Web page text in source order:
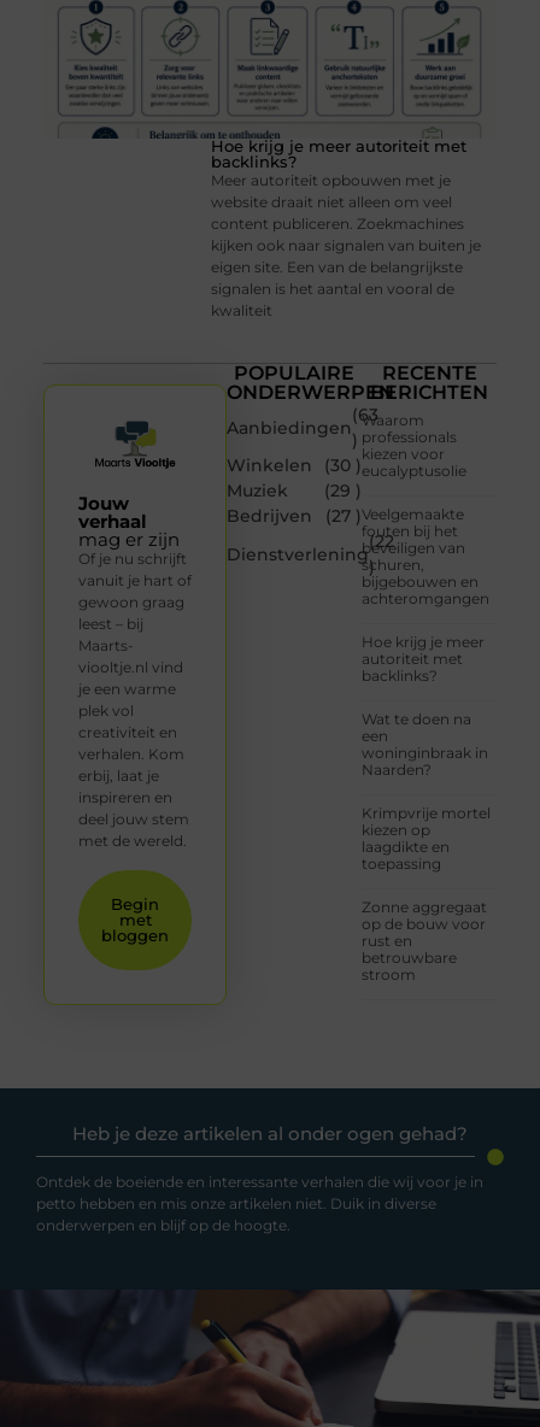
Hoe krijg je meer autoriteit met
backlinks?
Meer autoriteit opbouwen met je
website draait niet alleen om veel
content publiceren. Zoekmachines
kijken ook naar signalen van buiten je
eigen site. Een van de belangrijkste
signalen is het aantal en vooral de
kwaliteit
POPULAIRE
ONDERWERPEN
Aanbiedingen
(63
)
Winkelen
(30 )
Muziek
(29 )
Bedrijven
(27 )
Dienstverlening
(22
)
RECENTE
BERICHTEN
Waarom
professionals
kiezen voor
eucalyptusolie
Veelgemaakte
fouten bij het
beveiligen van
schuren,
bijgebouwen en
achteromgangen
Hoe krijg je meer
autoriteit met
backlinks?
Wat te doen na
een
woninginbraak in
Naarden?
Krimpvrije mortel
kiezen op
laagdikte en
toepassing
Zonne aggregaat
op de bouw voor
rust en
betrouwbare
stroom
Jouw
verhaal
mag er zijn
Of je nu schrijft
vanuit je hart of
gewoon graag
leest – bij
Maarts-
viooltje.nl vind
je een warme
plek vol
creativiteit en
verhalen. Kom
erbij, laat je
inspireren en
deel jouw stem
met de wereld.
Begin
met
bloggen
Heb je deze artikelen al onder ogen gehad?
Ontdek de boeiende en interessante verhalen die wij voor je in
petto hebben en mis onze artikelen niet. Duik in diverse
onderwerpen en blijf op de hoogte.